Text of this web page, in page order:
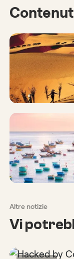
Altre notizie
Vi